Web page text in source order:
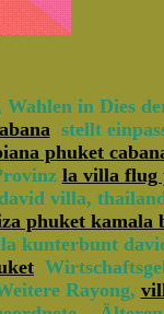
Wahlen in Dies
stellt
phuket
la villa flug
villa,
phuket kamala
kunterbunt
Rayong,